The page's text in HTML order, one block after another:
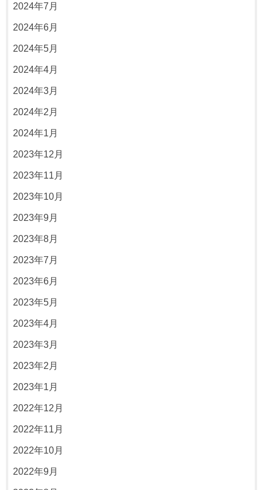
2024年7月
2024年6月
2024年5月
2024年4月
2024年3月
2024年2月
2024年1月
2023年12月
2023年11月
2023年10月
2023年9月
2023年8月
2023年7月
2023年6月
2023年5月
2023年4月
2023年3月
2023年2月
2023年1月
2022年12月
2022年11月
2022年10月
2022年9月